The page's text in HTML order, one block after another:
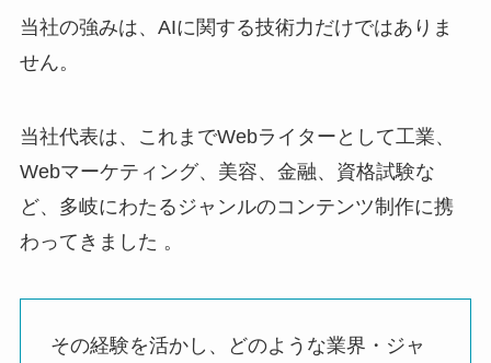
当社の強みは、AIに関する技術力だけではありま
せん。
当社代表は、これまでWebライターとして工業、
Webマーケティング、美容、金融、資格試験な
ど、多岐にわたるジャンルのコンテンツ制作に携
わってきました 。
その経験を活かし、どのような業界・ジャ